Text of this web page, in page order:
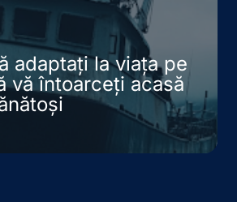
adaptați la viața pe
vă întoarceți acasă